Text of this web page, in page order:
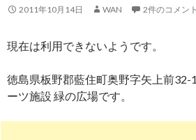
ッ 2011年10月14日 WAN 2件のコメント
現在は利用できないようです。
徳島県板野郡藍住町奥野字矢上前32-
ーツ施設 緑の広場です。